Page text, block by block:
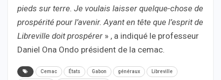
pieds sur terre. Je voulais laisser quelque-chose de
prospérité pour l’avenir. Ayant en tête que l’esprit de
Libreville doit prospérer » , a indiqué le professeur
Daniel Ona Ondo président de la cemac.
Cemac États Gabon généraux Libreville